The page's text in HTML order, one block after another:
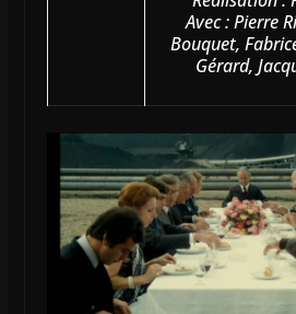
Avec : Pierre
Bouquet,
Gérard,